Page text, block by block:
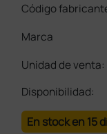
Código
Marca
Unidad de venta:
Disponibilidad:
En stock en 15